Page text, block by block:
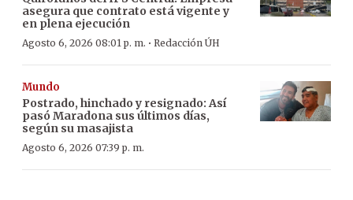
asegura que contrato está vigente y
en plena ejecución
Agosto 6, 2026 08:01 p. m. · Redacción ÚH
Mundo
Postrado, hinchado y resignado: Así
pasó Maradona sus últimos días,
según su masajista
Agosto 6, 2026 07:39 p. m.